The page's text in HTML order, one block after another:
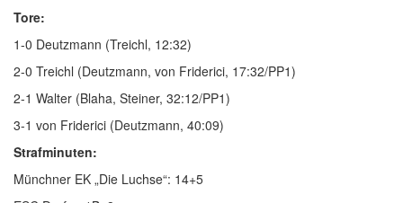
Tore:
1-0 Deutzmann (Treichl, 12:32)
2-0 Treichl (Deutzmann, von Friderici, 17:32/PP1)
2-1 Walter (Blaha, Steiner, 32:12/PP1)
3-1 von Friderici (Deutzmann, 40:09)
Strafminuten:
Münchner EK „Die Luchse“: 14+5